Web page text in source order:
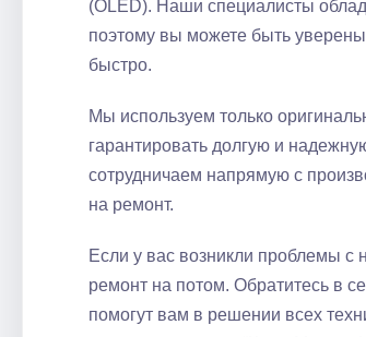
(OLED).​ Наши специалисты
поэтому вы можете быть
быстро.​
Мы используем только
гарантировать долгую и
сотрудничаем напрямую с
на ремонт.​
Если у вас возникли проблемы с
ремонт на потом.​ Обратитесь в
помогут вам в решении всех